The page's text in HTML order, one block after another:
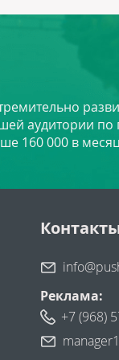
аудитории по
160 000 в
Реклама:
+7 (968)